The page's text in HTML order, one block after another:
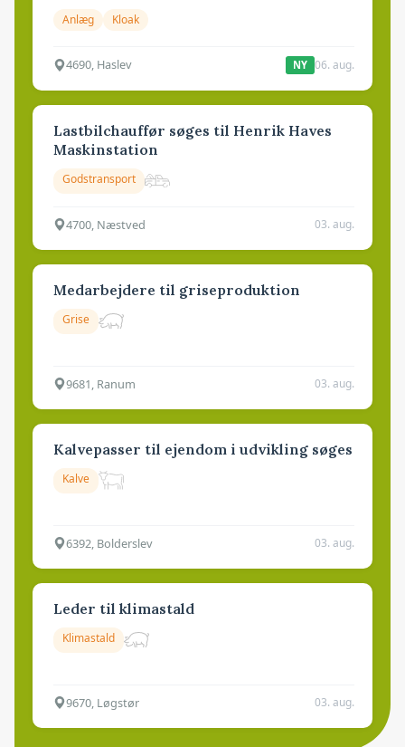
Anlæg Kloak
4690, Haslev NY 06. aug.
Lastbilchauffør søges til Henrik Haves
Maskinstation
Godstransport
4700, Næstved 03. aug.
Medarbejdere til griseproduktion
Grise
9681, Ranum 03. aug.
Kalvepasser til ejendom i udvikling søges
Kalve
6392, Bolderslev 03. aug.
Leder til klimastald
Klimastald
9670, Løgstør 03. aug.